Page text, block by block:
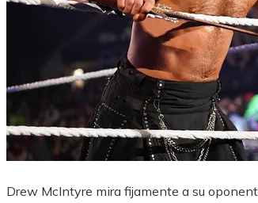
Drew McIntyre mira fijamente a su